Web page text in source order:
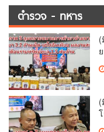
ตำรวจ - ทหาร